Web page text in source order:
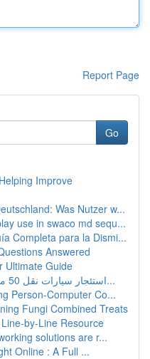
Report Page
Go
Improve
Was Nutzer w...
use in swaco md sequ...
Completa para la Dismi...
Answered
Ultimate Guide
استئجار سيارات نقل 50 مسافر : خيارات مختلفة وال...
Person-Computer Co...
Fungi Combined Treats
by-Line Resource
solutions are r...
Online : A Full ...